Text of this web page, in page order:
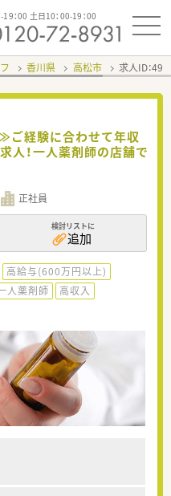
19：00 土日10：00-19：00
香川県 高松市 求人ID：
ご経験に合わせて年収
人！一人薬剤師の店舗で
正社員
検討リストに
追加
高給与(600万円以上)
人薬剤師
高収入